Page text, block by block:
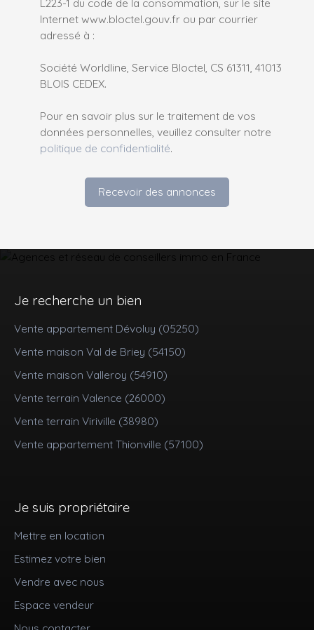
Internet www.bloctel.gouv.fr ou par courrier
adressé à :
Société Worldline, Service Bloctel, CS 61311, 41013
BLOIS CEDEX.
Pour en savoir plus sur le traitement de vos
données personnelles, veuillez consulter notre
politique de confidentialité.
Recevoir des annonces
Je recherche un bien
Vente appartement Dévoluy (05250)
Vente maison Val de Briey (54150)
Vente maison Valleroy (54910)
Vente terrain Valence (26000)
Vente terrain Viriville (38980)
Vente appartement Thionville (57100)
Je suis propriétaire
Mettre en location
Estimez votre bien
Vendre avec nous
Espace vendeur